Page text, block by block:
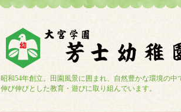
昭和54年創立。田園風景に囲まれ、自然豊かな環境の中
伸び伸びとした教育・遊びに取り組んでいます。